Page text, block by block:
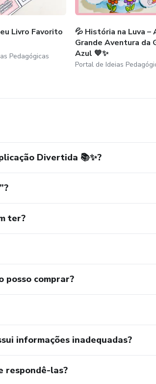
Livro Favorito
Pedagógicas
💦 História na Luva –
Grande Aventura da
Azul 💙✨
Portal de Ideias
Divertida 📚✨?
ter?
posso comprar?
informações inadequadas?
respondê-las?